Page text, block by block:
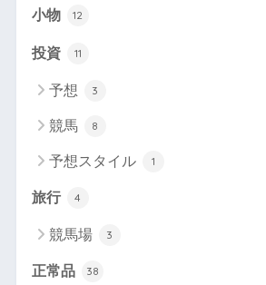
小物 12
投資 11
予想 3
競馬 8
予想スタイル 1
旅行 4
競馬場 3
正常品 38